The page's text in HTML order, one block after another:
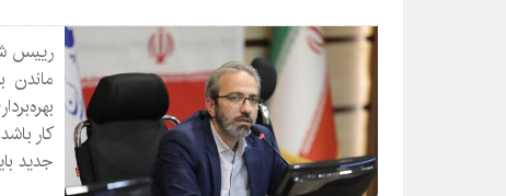
رییس
ماندن
کار
جدید